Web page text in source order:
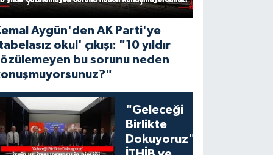
Aygün'den AK Parti'ye
okul' çıkışı: "10 yıldır
bu sorunu neden
"Geleceği
Birlikte
Dokuyoruz":